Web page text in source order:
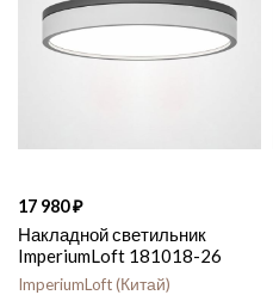
17 980
Накладной светильник
ImperiumLoft 181018-26
ImperiumLoft Китай